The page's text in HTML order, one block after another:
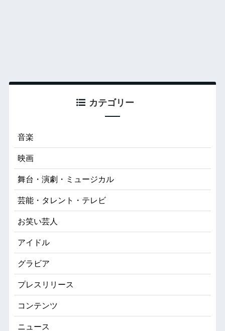
カテゴリー
音楽
映画
舞台・演劇・ミュージカル
芸能・タレント・テレビ
お笑い芸人
アイドル
グラビア
プレスリリース
コンテンツ
ニュース